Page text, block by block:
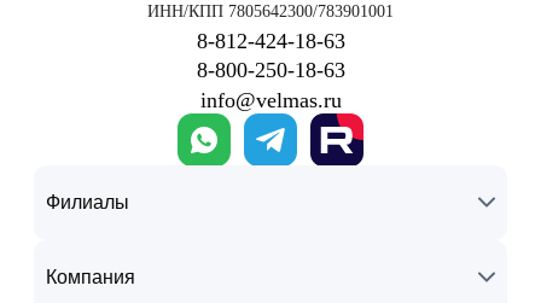
ИНН/КПП 7805642300/783901001
8‑812‑424‑18‑63
8‑800‑250‑18‑63
info@velmas.ru
Филиалы
Компания